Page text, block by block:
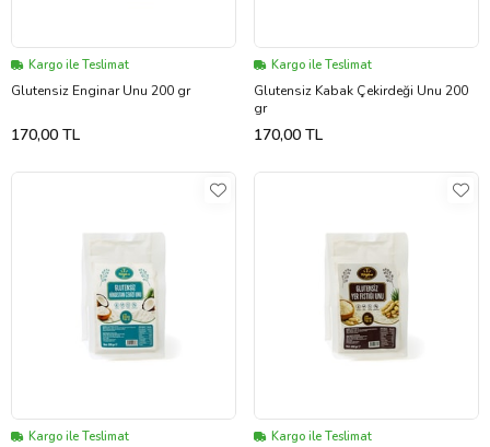
Kargo ile Teslimat
Glutensiz Enginar Unu 200 gr
170,00 TL
Kargo ile Teslimat
Glutensiz Kabak Çekirdeği Unu 200
gr
170,00 TL
Kargo ile Teslimat Kargo ile Teslimat